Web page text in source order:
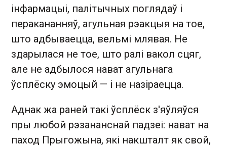
інфармацыі, палітычных поглядаў і
перакананняў, агульная рэакцыя на тое,
што адбываецца, вельмі млявая. Не
здарылася не тое, што ралі вакол сцяг,
але не адбылося нават агульнага
ўсплёску эмоцый — і не назіраецца.
Аднак жа раней такі ўсплёск з'яўляўся
пры любой рэзананснай падзеі: нават на
паход Прыгожына, які накшталт як свой,